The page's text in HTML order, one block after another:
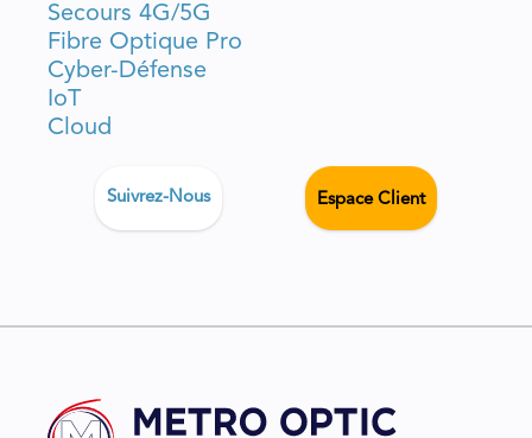
Secours 4G/5G
Fibre Optique Pro
Cyber-Défense
IoT
Cloud
Suivrez-Nous Espace Client